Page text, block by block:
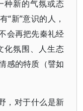
种新的气氛或态
“新”意识的人，
会再把先秦礼经
化氛围、人生态
感的特质（譬如
，对于什么是新